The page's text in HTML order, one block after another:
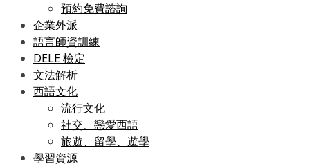
預約免費諮詢
企業外派
語言師資訓練
DELE 檢定
文法解析
西語文化
流行文化
社交、戀愛西語
旅遊、留學、遊學
學習資源